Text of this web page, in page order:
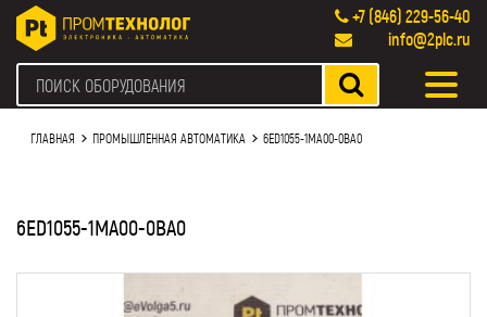
+7 (846) 229-56-40
info@2plc.ru
ГЛАВНАЯ ПРОМЫШЛЕННАЯ АВТОМАТИКА 6ED1055-1MA00-0BA0
6ED1055-1MA00-0BA0